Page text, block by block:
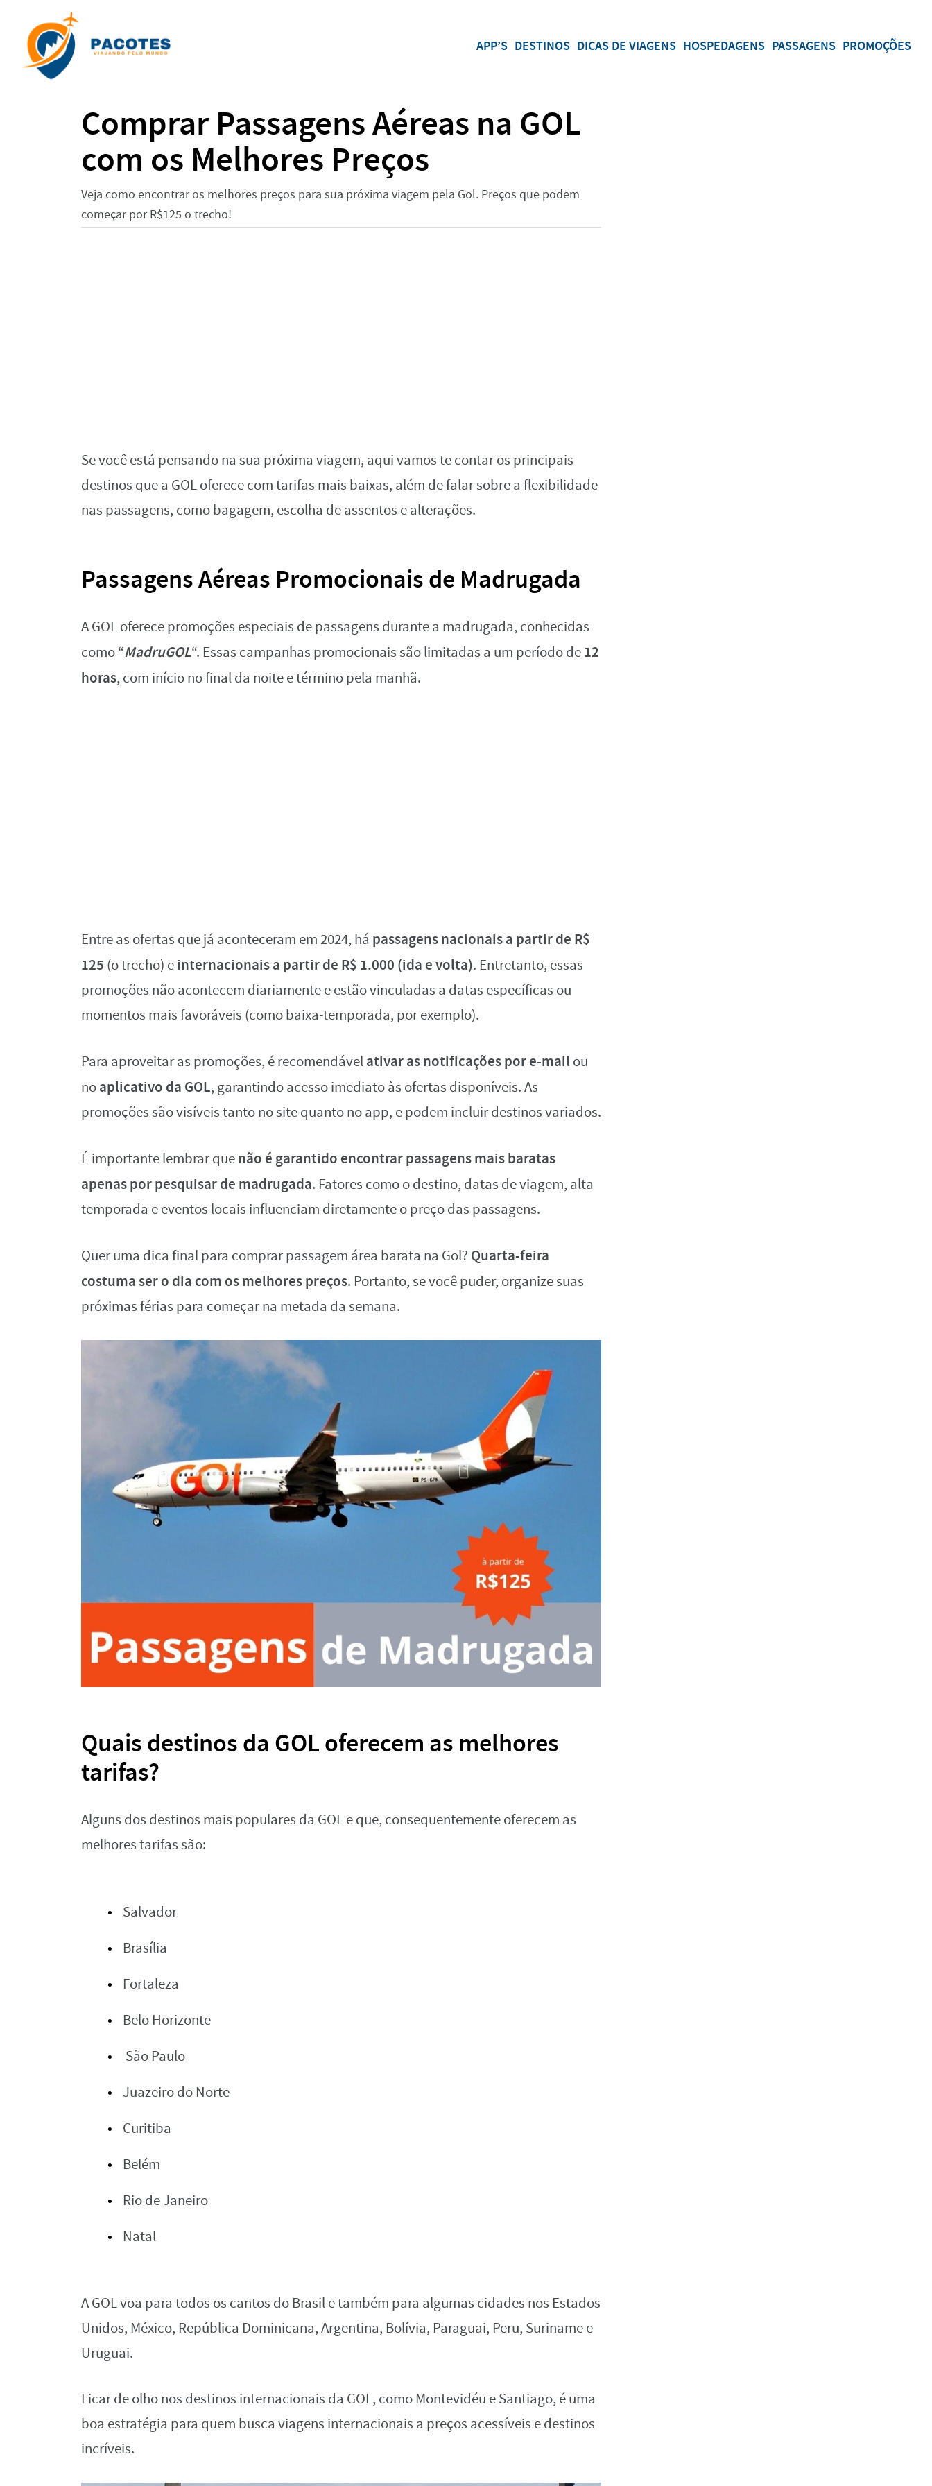
APP’S DESTINOS DICAS DE VIAGENS HOSPEDAGENS PASSAGENS PROMOÇÕES
Comprar Passagens Aéreas na GOL
com os Melhores Preços
Veja como encontrar os melhores preços para sua próxima viagem pela Gol. Preços que podem
começar por R$125 o trecho!
Se você está pensando na sua próxima viagem, aqui vamos te contar os principais
destinos que a GOL oferece com tarifas mais baixas, além de falar sobre a flexibilidade
nas passagens, como bagagem, escolha de assentos e alterações.
Passagens Aéreas Promocionais de Madrugada
A GOL oferece promoções especiais de passagens durante a madrugada, conhecidas
como “MadruGOL“. Essas campanhas promocionais são limitadas a um período de12
horas, com início no final da noite e término pela manhã.
Entre as ofertas que já aconteceram em 2024, há passagens nacionais a partir de R$
125 (o trecho) einternacionais a partir de R$ 1.000 (ida e volta). Entretanto, essas
promoções não acontecem diariamente e estão vinculadas a datas específicas ou
momentos mais favoráveis (como baixa-temporada, por exemplo).
Para aproveitar as promoções, é recomendávelativar as notificações por e-mail ou
noaplicativo da GOL, garantindo acesso imediato às ofertas disponíveis. As
promoções são visíveis tanto no site quanto no app, e podem incluir destinos variados.
É importante lembrar quenão é garantido encontrar passagens mais baratas
apenas por pesquisar de madrugada. Fatores como o destino, datas de viagem, alta
temporada e eventos locais influenciam diretamente o preço das passagens.
Quer uma dica final para comprar passagem área barata na Gol? Quarta-feira
costuma ser o dia com os melhores preços. Portanto, se você puder, organize suas
próximas férias para começar na metada da semana.
Quais destinos da GOL oferecem as melhores
tarifas?
Alguns dos destinos mais populares da GOL e que, consequentemente oferecem as
melhores tarifas são:
Salvador
Brasília
Fortaleza
Belo Horizonte
São Paulo
Juazeiro do Norte
Curitiba
Belém
Rio de Janeiro
Natal
A GOL voa para todos os cantos do Brasil e também para algumas cidades nos Estados
Unidos, México, República Dominicana, Argentina, Bolívia, Paraguai, Peru, Suriname e
Uruguai.
Ficar de olho nos destinos internacionais da GOL, como Montevidéu e Santiago, é uma
boa estratégia para quem busca viagens internacionais a preços acessíveis e destinos
incríveis.